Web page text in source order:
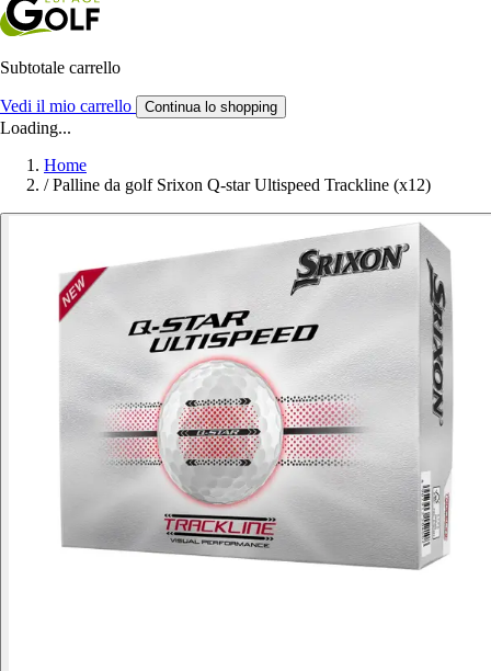
Subtotale carrello
Vedi il mio carrello Continua lo shopping
Loading...
Home
/ Palline da golf Srixon Q-star Ultispeed Trackline (x12)